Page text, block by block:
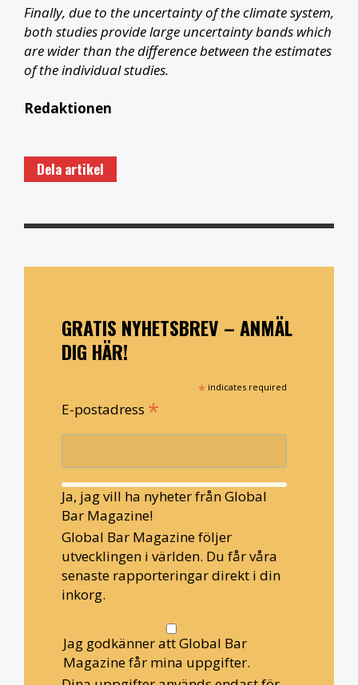
Finally, due to the uncertainty of the climate system,
both studies provide large uncertainty bands which
are wider than the difference between the estimates
of the individual studies.
Redaktionen
Dela artikel
GRATIS NYHETSBREV – ANMÄL
DIG HÄR!
* indicates required
E-postadress *
Ja, jag vill ha nyheter från Global
Bar Magazine!
Global Bar Magazine följer
utvecklingen i världen. Du får våra
senaste rapporteringar direkt i din
inkorg.
Jag godkänner att Global Bar
Magazine får mina uppgifter.